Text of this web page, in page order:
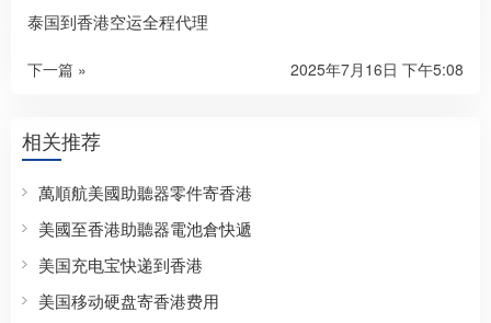
泰国到香港空运全程代理
下一篇 » 2025年7月16日 下午5:08
相关推荐
萬順航美國助聽器零件寄香港
美國至香港助聽器電池倉快遞
美国充电宝快递到香港
美国移动硬盘寄香港费用